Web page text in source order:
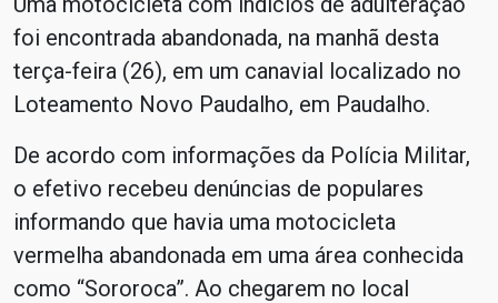
foi encontrada abandonada, na manhã desta
terça-feira (26), em um canavial localizado no
Loteamento Novo Paudalho, em Paudalho.
De acordo com informações da Polícia Militar,
o efetivo recebeu denúncias de populares
informando que havia uma motocicleta
vermelha abandonada em uma área conhecida
como “Sororoca”. Ao chegarem no local